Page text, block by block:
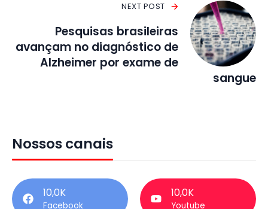
NEXT POST
Pesquisas brasileiras
avançam no diagnóstico de
Alzheimer por exame de
sangue
Nossos canais
10,0K
Facebook
10,0K
Youtube